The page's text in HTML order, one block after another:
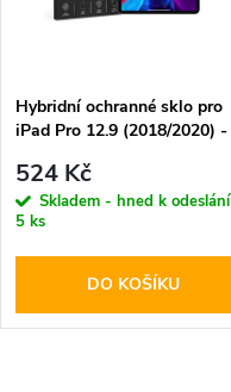
p
r
o
d
s
p
r
o
d
Hybridní ochranné sklo pro
iPad Pro 12.9 (2018/2020) -
524 Kč
Skladem - hned k odeslání
5 ks
DO KOŠÍKU